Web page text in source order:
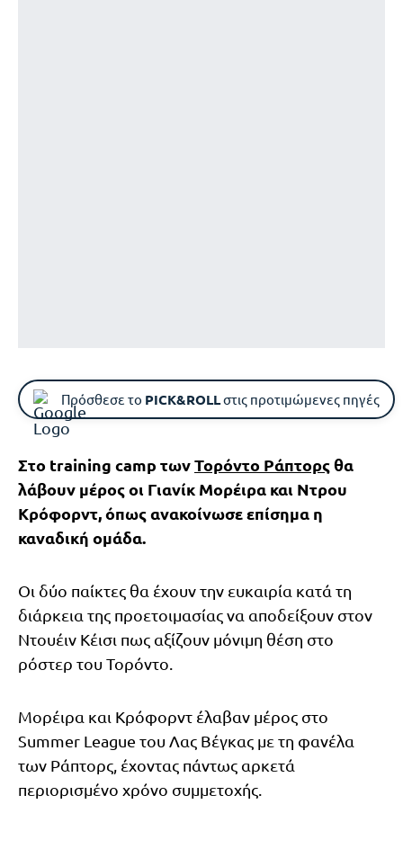
Πρόσθεσε το PICK&ROLLστις προτιμώμενες πηγές
Στο training camp τωνΤορόντο Ράπτορςθα
λάβουν μέρος οι Γιανίκ Μορέιρα και Ντρου
Κρόφορντ, όπως ανακοίνωσε επίσημα η
καναδική ομάδα.
Οι δύο παίκτες θα έχουν την ευκαιρία κατά τη
διάρκεια της προετοιμασίας να αποδείξουν στον
Ντουέιν Κέισι πως αξίζουν μόνιμη θέση στο
ρόστερ του Τορόντο.
Μορέιρα και Κρόφορντ έλαβαν μέρος στο
Summer League του Λας Βέγκας με τη φανέλα
των Ράπτορς, έχοντας πάντως αρκετά
περιορισμένο χρόνο συμμετοχής.